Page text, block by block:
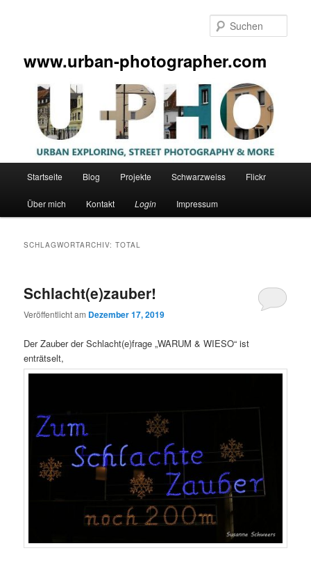
www.urban-photographer.com
Startseite Blog Projekte Schwarzweiss Flickr
Über mich Kontakt Login Impressum
SCHLAGWORTARCHIV:TOTAL
Schlacht(e)zauber!
Veröffentlicht am Dezember 17, 2019
Der Zauber der Schlacht(e)frage „WARUM & WIESO“ ist
enträtselt,